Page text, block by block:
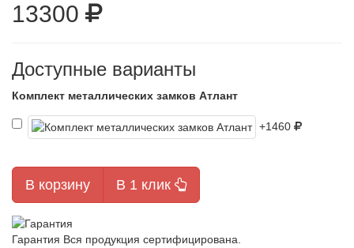
13300
Доступные варианты
Комплект металлических замков Атлант
+1460
В корзину В 1 клик
Гарантия Вся продукция сертифицирована.